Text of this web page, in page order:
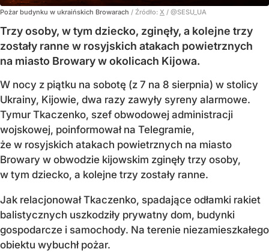
Pożar budynku w ukraińskich Browarach / Źródło: X / @SESU_UA
Trzy osoby, w tym dziecko, zginęły, a kolejne trzy
zostały ranne w rosyjskich atakach powietrznych
na miasto Browary w okolicach Kijowa.
W nocy z piątku na sobotę (z 7 na 8 sierpnia) w stolicy
Ukrainy, Kijowie, dwa razy zawyły syreny alarmowe.
Tymur Tkaczenko, szef obwodowej administracji
wojskowej, poinformował na Telegramie,
że w rosyjskich atakach powietrznych na miasto
Browary w obwodzie kijowskim zginęły trzy osoby,
w tym dziecko, a kolejne trzy zostały ranne.
Jak relacjonował Tkaczenko, spadające odłamki rakiet
balistycznych uszkodziły prywatny dom, budynki
gospodarcze i samochody. Na terenie niezamieszkałego
obiektu wybuchł pożar.